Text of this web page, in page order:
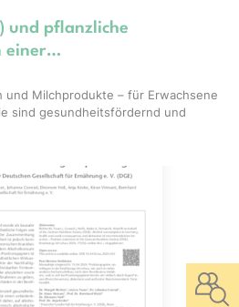
und pflanzliche
einer…
und Milchprodukte – für Erwachsene
sind gesundheitsfördernd und